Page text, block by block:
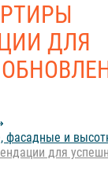
ДЛЯ
фасадные и
для